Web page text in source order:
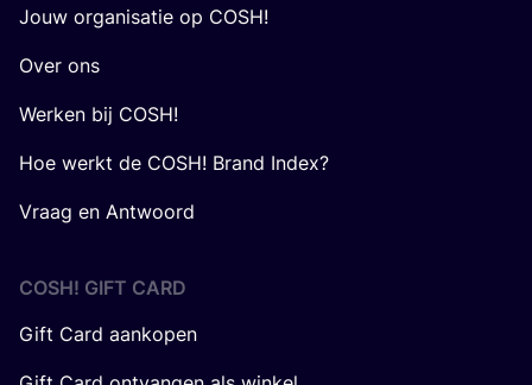
Jouw organisatie op COSH!
Over ons
Werken bij COSH!
Hoe werkt de COSH! Brand Index?
Vraag en Antwoord
COSH! GIFT CARD
Gift Card aankopen